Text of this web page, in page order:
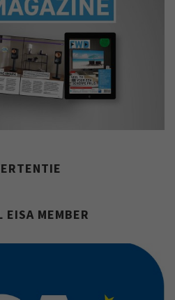
EISA MEMBER